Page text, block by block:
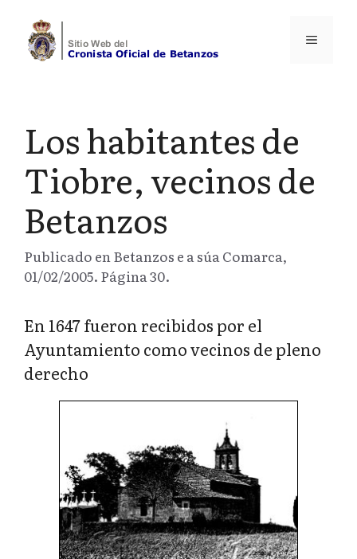
contenido
Menú
Los habitantes de
Tiobre, vecinos de
Betanzos
Publicado en Betanzos e a súa Comarca,
01/02/2005. Página 30.
En 1647 fueron recibidos por el
Ayuntamiento como vecinos de pleno
derecho